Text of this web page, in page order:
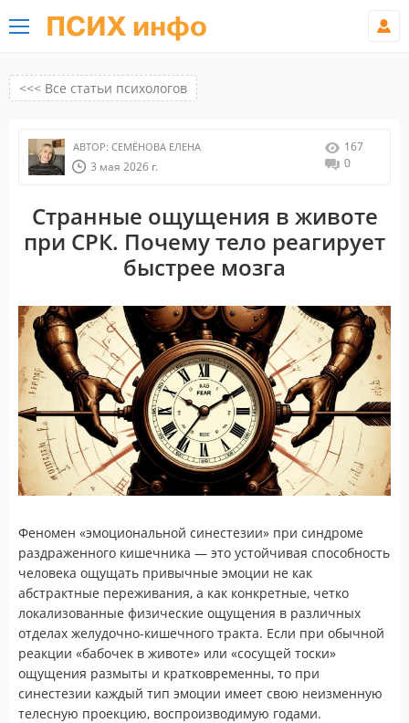
ПСИХ инфо
<<< Все статьи психологов
АВТОР: СЕМЁНОВА ЕЛЕНА
3 мая 2026 г.
167
0
Странные ощущения в животе
при СРК. Почему тело реагирует
быстрее мозга
Феномен «эмоциональной синестезии» при синдроме
раздраженного кишечника — это устойчивая способность
человека ощущать привычные эмоции не как
абстрактные переживания, а как конкретные, четко
локализованные физические ощущения в различных
отделах желудочно-кишечного тракта. Если при обычной
реакции «бабочек в животе» или «сосущей тоски»
ощущения размыты и кратковременны, то при
синестезии каждый тип эмоции имеет свою неизменную
телесную проекцию, воспроизводимую годами.